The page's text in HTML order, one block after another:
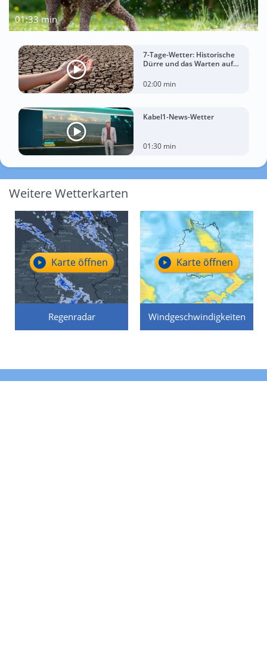
01:33 min
7-Tage-Wetter: Historische
Dürre und das Warten auf
02:00 min
Kabel1-News-Wetter
01:30 min
Weitere Wetterkarten
Regenradar
Karte öffnen
Windgeschwindigkeiten
Karte öffnen